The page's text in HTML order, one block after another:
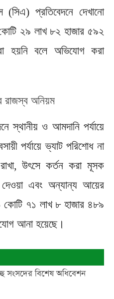
(সিএ) প্রতিবেদনে দেখানো
২৯ লাখ ৮২ হাজার ৫৯২
হয়নি বলে অভিযোগ করা
রাজস্ব অনিয়ম
স্থানীয় ও আমদানি পর্যায়ে
পর্যায়ে ভ্যাট পরিশোধ না
উৎসে কর্তন করা মূসক
দেওয়া এবং অন্যান্য আয়ের
৭১ লাখ ৮ হাজার ৪৮৯
আনা হয়েছে।
সংসদের বিশেষ অধিবেশন